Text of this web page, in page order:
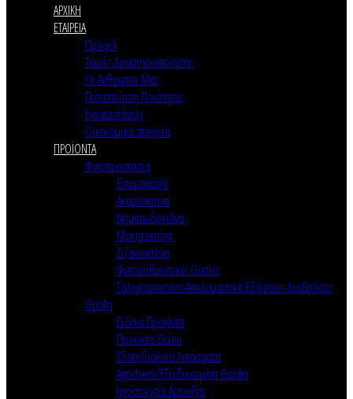
ΑΡΧΙΚΗ
ΕΤΑΙΡΕΙΑ
Προφίλ
Τομείς Δραστηριοποίησης
Οι Άνθρωποι Μας
Πιστοποίηση Ποιότητας
Εγκαταστάσεις
Οικονομικά στοιχεία
ΠΡΟΪΟΝΤΑ
Φυτοπροστασία
Εντομοκτόνα
Ακαρεοκτόνα
Νηματωδοκτόνα
Μυκητοκτόνα
Ζιζανιοκτόνα
Φυτορυθμιστικές Ουσίες
Σαλιγκαροκτόνα-Απολυμαντικά Εδάφους-Διαβρέκτες
Θρέψη
Ειδικά Προϊόντα
Προϊόντα Θείου
Υδατοδιαλυτά Λιπάσματα
Agrichem/Εξειδικευμένη Θρέψη
Ιχνοστοιχεία Αμινοξέα